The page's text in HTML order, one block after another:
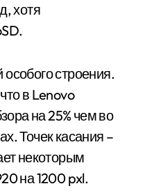
хотя
строения.
в Lenovo
на 25% чем во
Точек касания –
некоторым
на 1200 pxl.